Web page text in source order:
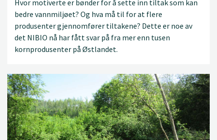
Hvor motiverte er bønder for å sette inn tiltak som kan
bedre vannmiljøet? Og hva må til for at flere
produsenter gjennomfører tiltakene? Dette er noe av
det NIBIO nå har fått svar på fra mer enn tusen
kornprodusenter på Østlandet.